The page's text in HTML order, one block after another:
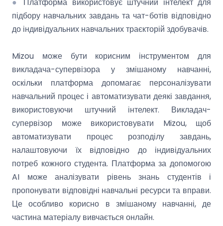
підбору навчальних завдань та чат-ботів відповідно
до індивідуальних навчальних траєкторій здобувачів.
Mizou може бути корисним інструментом для
викладача-супервізора у змішаному навчанні,
оскільки платформа допомагає персоналізувати
навчальний процес і автоматизувати деякі завдання,
використовуючи штучний інтелект. Викладач-
супервізор може використовувати Mizou, щоб
автоматизувати процес розподілу завдань,
налаштовуючи їх відповідно до індивідуальних
потреб кожного студента. Платформа за допомогою
AI може аналізувати рівень знань студентів і
пропонувати відповідні навчальні ресурси та вправи.
Це особливо корисно в змішаному навчанні, де
частина матеріалу вивчається онлайн.